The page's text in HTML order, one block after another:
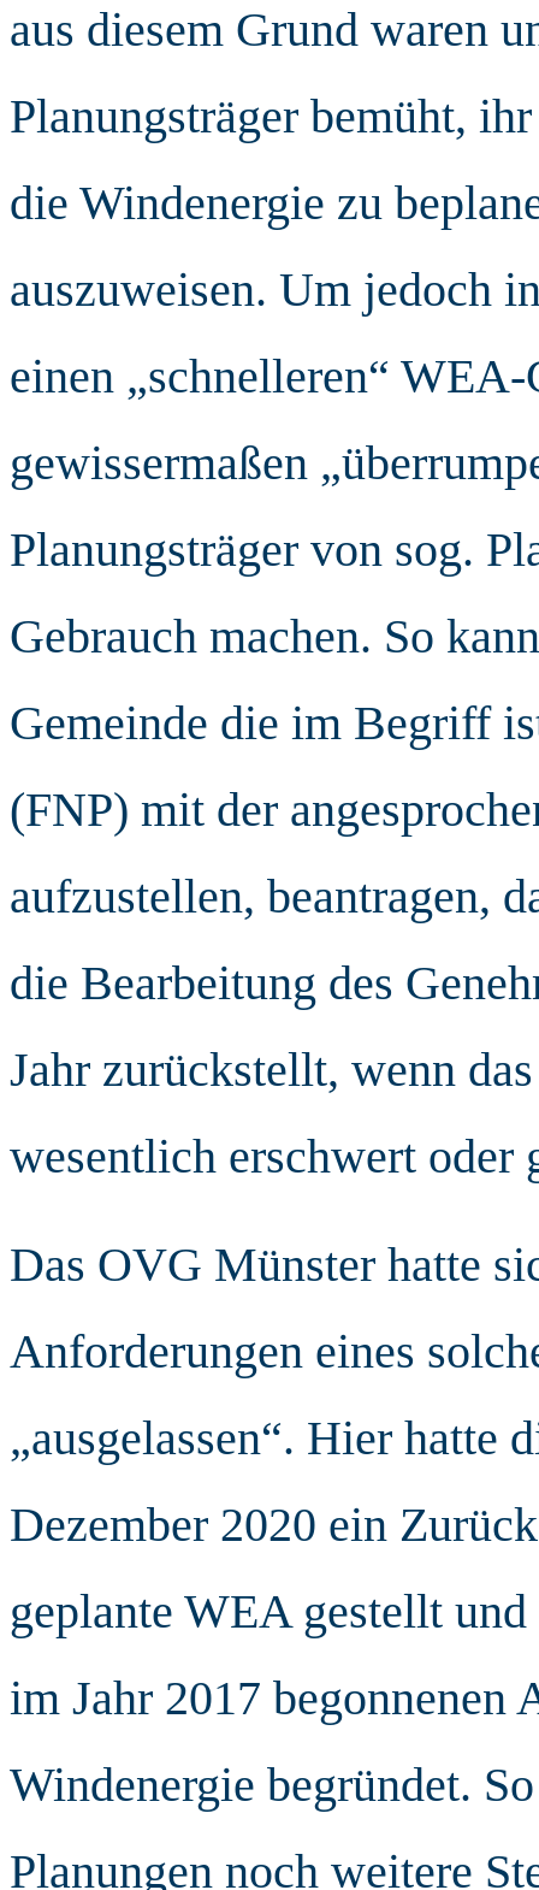
aus diesem Grund waren
Planungsträger bemüht,
die Windenergie zu
auszuweisen. Um jedoch
einen „schnelleren“
gewissermaßen
Planungsträger von sog.
Gebrauch machen. So
Gemeinde die im Begriff
(FNP) mit der
aufzustellen, beantragen,
die Bearbeitung des
Jahr zurückstellt, wenn
wesentlich erschwert oder
Das OVG Münster hatte
Anforderungen eines
„ausgelassen“. Hier hatte
Dezember 2020 ein
geplante WEA gestellt
im Jahr 2017 begonnenen
Windenergie begründet.
Planungen noch weitere